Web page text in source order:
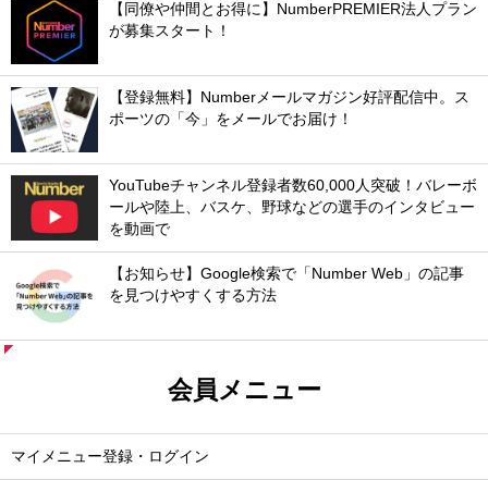
【同僚や仲間とお得に】NumberPREMIER法人プラン
が募集スタート！
【登録無料】Numberメールマガジン好評配信中。ス
ポーツの「今」をメールでお届け！
YouTubeチャンネル登録者数60,000人突破！バレーボ
ールや陸上、バスケ、野球などの選手のインタビュー
を動画で
【お知らせ】Google検索で「Number Web」の記事
を見つけやすくする方法
会員メニュー
マイメニュー登録・ログイン